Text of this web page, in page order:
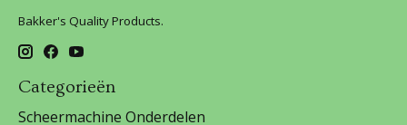
Bakker's Quality Products.
Categorieën
Scheermachine Onderdelen